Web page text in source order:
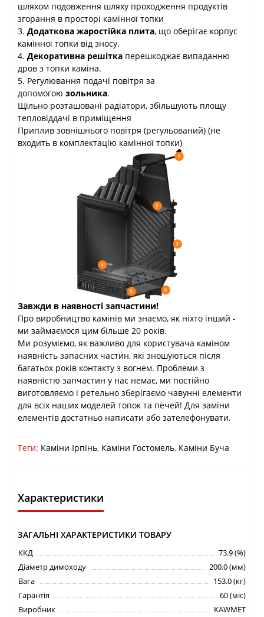
шляхом подовження шляху проходження продуктів
згорання в просторі камінної топки
3. Додаткова жаростійка плита, що оберігає корпус
камінної топки від зносу.
4. Декоративна решітка перешкоджає випаданню
дров з топки каміна.
5. Регулювання подачі повітря за
допомогою зольника.
Щільно розташовані радіатори, збільшують площу
тепловіддачі в приміщення
Приплив зовнішнього повітря (регульований) (не
входить в комплектацію камінної топки)
Завжди в наявності запчастини!
Про виробництво камінів ми знаємо, як ніхто інший -
ми займаємося цим більше 20 років.
Ми розуміємо, як важливо для користувача каміном
наявність запасних частин, які зношуються після
багатьох років контакту з вогнем. Проблеми з
наявністю запчастин у нас немає, ми постійно
виготовляємо і ретельно зберігаємо чавунні елементи
для всіх наших моделей топок та печей! Для заміни
елементів достатньо написати або зателефонувати.
Теги: Каміни Ірпінь, Каміни Гостомель, Каміни Буча
Характеристики
ЗАГАЛЬНІ ХАРАКТЕРИСТИКИ ТОВАРУ
ККД
73.9 (%)
Діаметр димоходу
200.0 (мм)
Вага
153.0 (кг)
Гарантія
60 (міс)
Виробник
KAWMET